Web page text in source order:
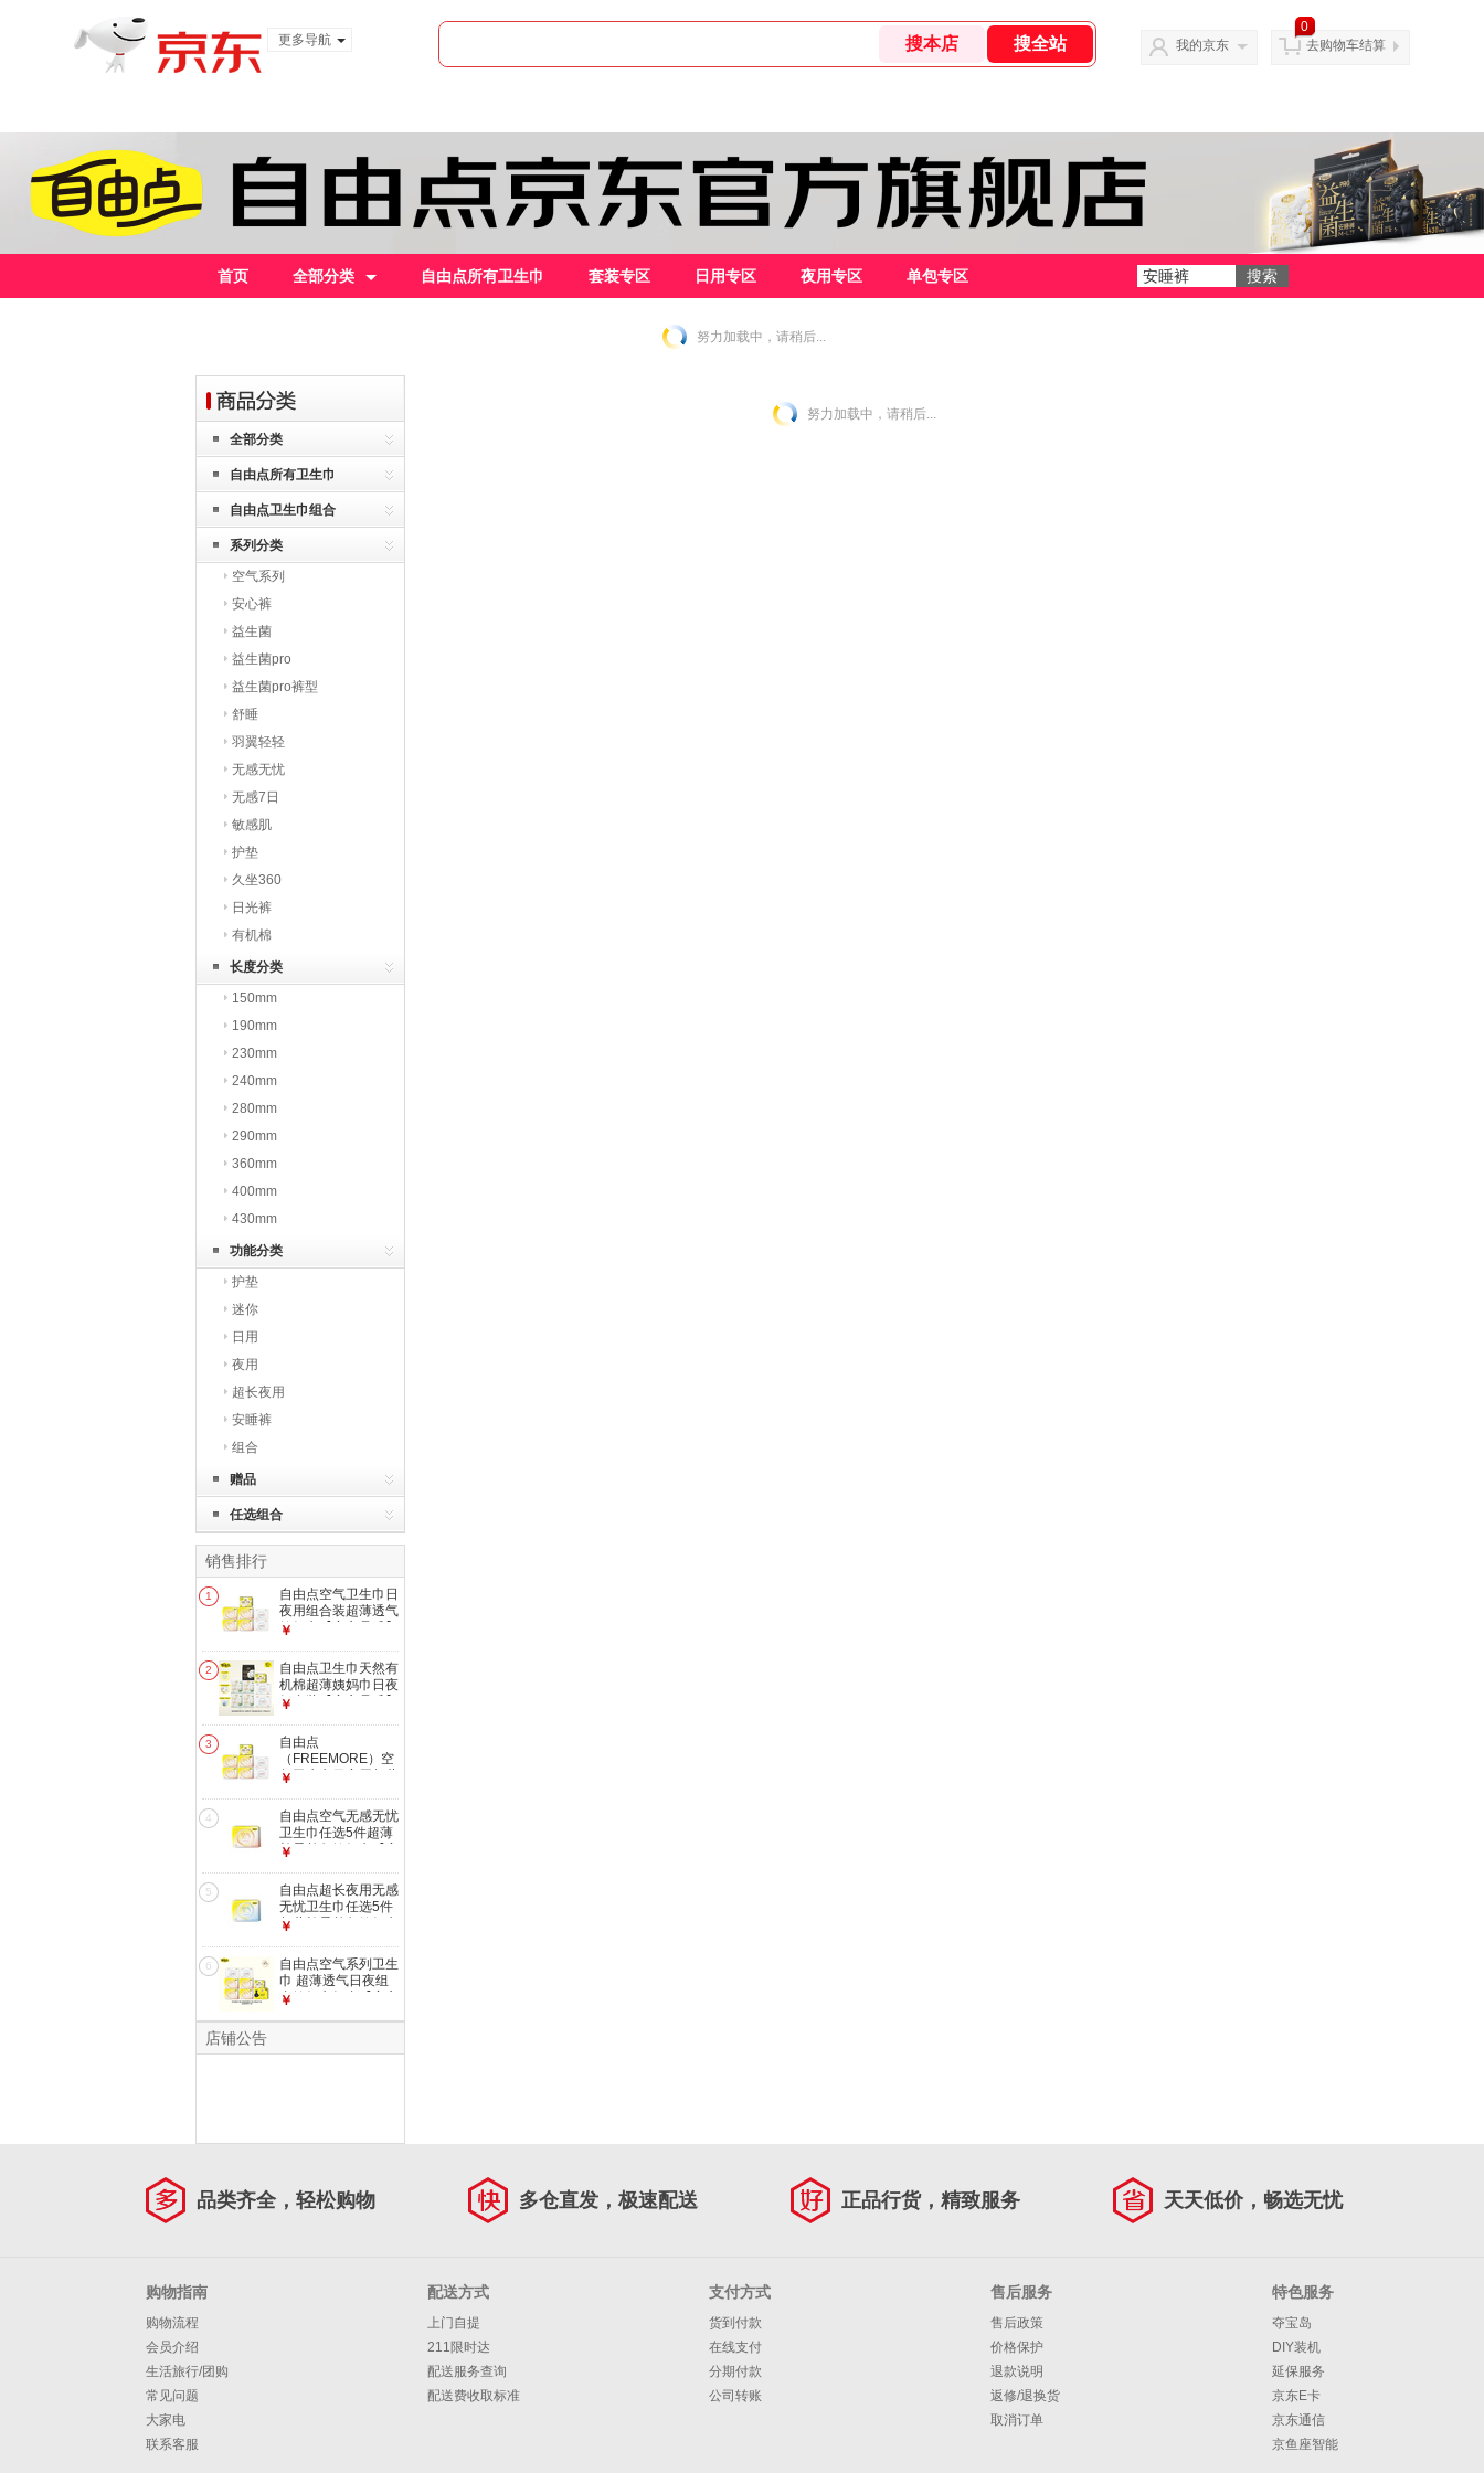
更多导航
我的京东
0
去购物车结算
首页 全部分类 自由点所有卫生巾 套装专区 日用专区 夜用专区 单包专区
努力加载中，请稍后...
全部分类
自由点所有卫生巾
自由点卫生巾组合
系列分类
空气系列
安心裤
益生菌
益生菌pro
益生菌pro裤型
舒睡
羽翼轻轻
无感无忧
无感7日
敏感肌
护垫
久坐360
日光裤
有机棉
长度分类
150mm
190mm
230mm
240mm
280mm
290mm
360mm
400mm
430mm
功能分类
护垫
迷你
日用
夜用
超长夜用
安睡裤
组合
赠品
任选组合
销售排行
1
自由点空气卫生巾日
夜用组合装超薄透气
姨妈巾【安心品质】
片
￥
2
自由点卫生巾天然有
机棉超薄姨妈巾日夜
组合装【安心品质】
包67片
￥
3
自由点
（FREEMORE）空
气卫生巾日夜用超薄
气日用组合62片
￥
4
自由点空气无感无忧
卫生巾任选5件超薄
棉柔单包姨妈巾【安
片 1包
￥
5
自由点超长夜用无感
无忧卫生巾任选5件
超薄棉柔单包姨妈巾
￥
6
自由点空气系列卫生
巾 超薄透气日夜组
合姨妈巾组合【安心
￥
店铺公告
努力加载中，请稍后...
品类齐全，轻松购物 多仓直发，极速配送 正品行货，精致服务 天天低价，畅选无忧
购物指南
购物流程
会员介绍
生活旅行/团购
常见问题
大家电
联系客服
配送方式
上门自提
211限时达
配送服务查询
配送费收取标准
支付方式
货到付款
在线支付
分期付款
公司转账
售后服务
售后政策
价格保护
退款说明
返修/退换货
取消订单
特色服务
夺宝岛
DIY装机
延保服务
京东E卡
京东通信
京鱼座智能